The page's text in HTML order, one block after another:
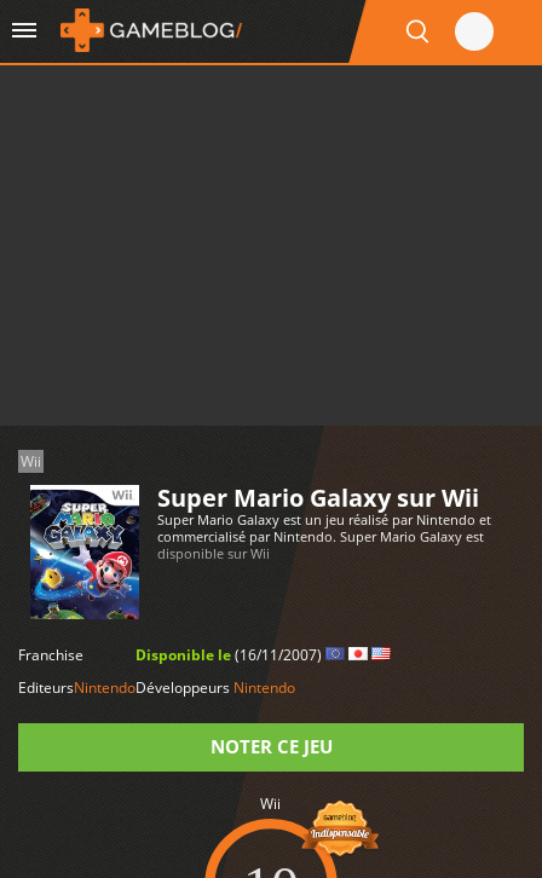
Wii
Super Mario Galaxy sur Wii
Super Mario Galaxy est un jeu réalisé par Nintendo et
commercialisé par Nintendo. Super Mario Galaxy est
disponible sur Wii
Franchise
EditeursNintendo
Disponible le(16/11/2007)
Développeurs Nintendo
NOTER CE JEU
Wii